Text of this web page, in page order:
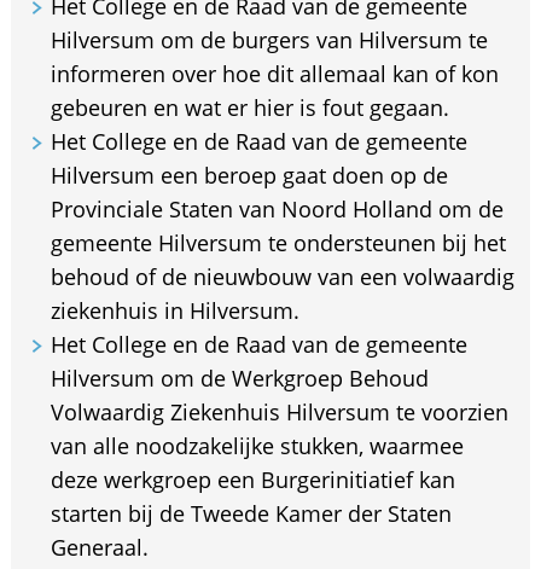
Het College en de Raad van de gemeente
Hilversum om de burgers van Hilversum te
informeren over hoe dit allemaal kan of kon
gebeuren en wat er hier is fout gegaan.
Het College en de Raad van de gemeente
Hilversum een beroep gaat doen op de
Provinciale Staten van Noord Holland om de
gemeente Hilversum te ondersteunen bij het
behoud of de nieuwbouw van een volwaardig
ziekenhuis in Hilversum.
Het College en de Raad van de gemeente
Hilversum om de Werkgroep Behoud
Volwaardig Ziekenhuis Hilversum te voorzien
van alle noodzakelijke stukken, waarmee
deze werkgroep een Burgerinitiatief kan
starten bij de Tweede Kamer der Staten
Generaal.